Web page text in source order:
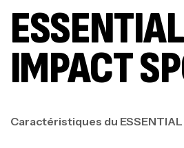
IMPACT
Caractéristiques du ESSENTIAL